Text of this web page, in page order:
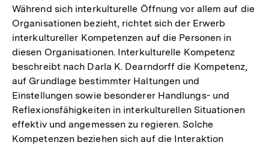
Während sich interkulturelle Öffnung vor allem auf die
Organisationen bezieht, richtet sich der Erwerb
interkultureller Kompetenzen auf die Personen in
diesen Organisationen. Interkulturelle Kompetenz
beschreibt nach Darla K. Dearndorff die Kompetenz,
auf Grundlage bestimmter Haltungen und
Einstellungen sowie besonderer Handlungs- und
Reflexionsfähigkeiten in interkulturellen Situationen
effektiv und angemessen zu regieren. Solche
Kompetenzen beziehen sich auf die Interaktion